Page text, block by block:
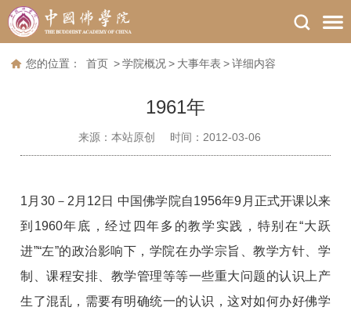
您的位置： 首页 > 学院概况 > 大事年表 > 详细内容
1961年
来源： 本站原创 时间：2012-03-06
1月30－2月12日 中国佛学院自1956年9月正式开课以来
到1960年底，经过四年多的教学实践，特别在“大跃
进”“左”的政治影响下，学院在办学宗旨、教学方针、学
制、课程安排、教学管理等等一些重大问题的认识上产
生了混乱，需要有明确统一的认识，这对如何办好佛学